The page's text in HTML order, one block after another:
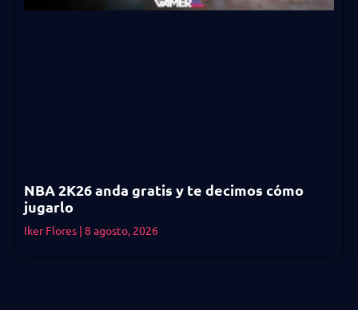
NBA 2K26 anda gratis y te decimos cómo
jugarlo
Iker Flores 8 agosto, 2026